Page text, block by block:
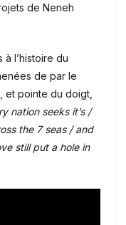
de Neneh
l’histoire du
de par le
et pointe du doigt,
nation seeks it’s /
the 7 seas / and
still put a hole in